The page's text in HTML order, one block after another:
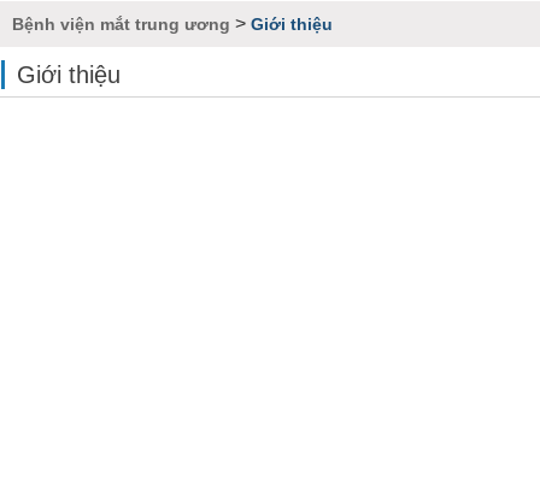
Bệnh viện mắt trung ương > Giới thiệu
Giới thiệu